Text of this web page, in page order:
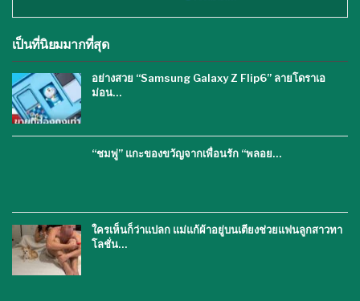
เป็นที่นิยมมากที่สุด
อย่างสวย “Samsung Galaxy Z Flip6” ลายโดราเอ
ม่อน…
“ชมพู่” แกะของขวัญจากเพื่อนรัก “พลอย…
ใครเห็นก็ว่าแปลก แม่แก้ผ้าอยู่บนเตียงช่วยแฟนลูกสาวทา
โลชั่น…